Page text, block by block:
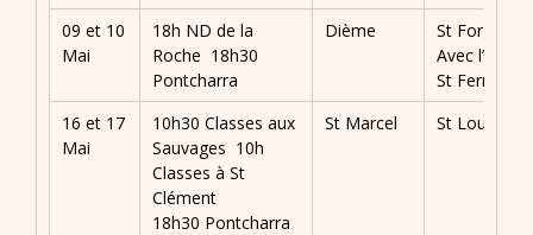
09 et 10
Mai
18h ND de la
Roche 18h30
Pontcharra
Dième
St Forgeux
Avec l’école
St Ferréol
16 et 17
Mai
10h30 Classes aux
Sauvages 10h
Classes à St
Clément
18h30 Pontcharra
St Marcel St Loup